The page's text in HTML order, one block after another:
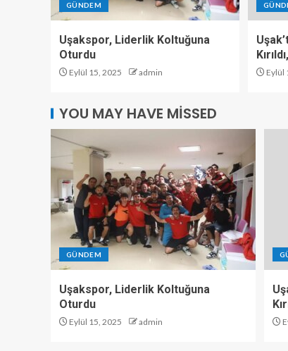
GÜNDEM
Uşakspor, Liderlik Koltuğuna
Oturdu
Eylül 15, 2025 admin Eylül
YOU MAY HAVE MISSED
GÜNDEM
Uşakspor, Liderlik Koltuğuna
Oturdu
Eylül 15, 2025 admin